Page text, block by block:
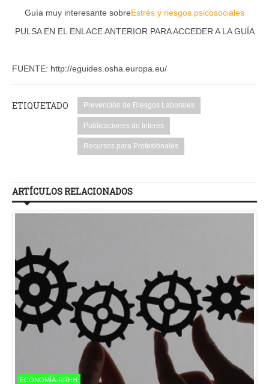
Guía muy interesante sobreEstrés y riesgos psicosociales
PULSA EN EL ENLACE ANTERIOR PARA ACCEDER A LA GUÍA
FUENTE: http://eguides.osha.europa.eu/
ETIQUETADO Prevención de Riesgos Laborales
Publicaciones de Interés
Recursos para Profesionales
ARTÍCULOS RELACIONADOS
ECONOMÍA-RRHH